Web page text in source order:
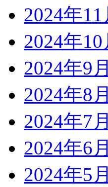
2024年11
2024年10
2024年9月
2024年8月
2024年7月
2024年6月
2024年5月